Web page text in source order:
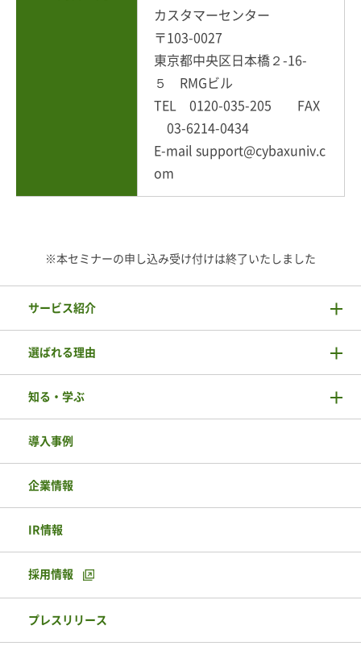
カスタマーセンター
〒103-0027
東京都中央区日本橋２-16-
５ RMGビル
TEL 0120-035-205 FAX
03-6214-0434
E-mail support@cybaxuniv.c
om
※本セミナーの申し込み受け付けは終了いたしました
サービス紹介
選ばれる理由
知る・学ぶ
導入事例
企業情報
IR情報
採用情報
プレスリリース